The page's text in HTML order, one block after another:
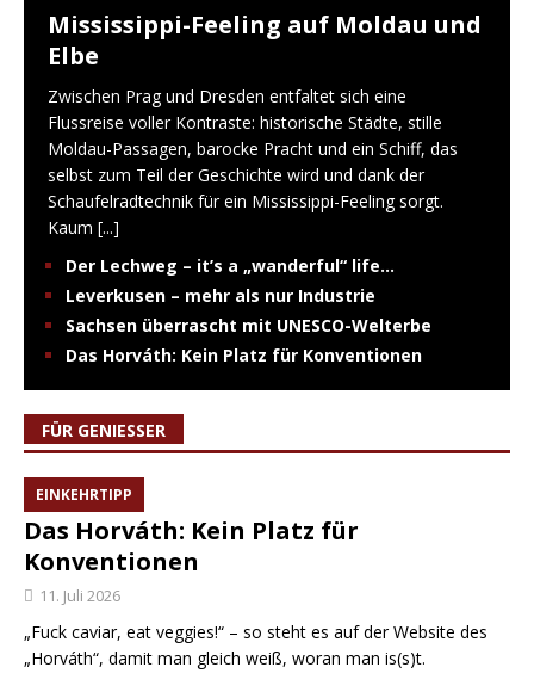
Mississippi-Feeling auf Moldau und
Elbe
Zwischen Prag und Dresden entfaltet sich eine
Flussreise voller Kontraste: historische Städte, stille
Moldau-Passagen, barocke Pracht und ein Schiff, das
selbst zum Teil der Geschichte wird und dank der
Schaufelradtechnik für ein Mississippi-Feeling sorgt.
Kaum [...]
Der Lechweg – it’s a „wanderful“ life…
Leverkusen – mehr als nur Industrie
Sachsen überrascht mit UNESCO-Welterbe
Das Horváth: Kein Platz für Konventionen
FÜR GENIESSER
EINKEHRTIPP
Das Horváth: Kein Platz für
Konventionen
11. Juli 2026
„Fuck caviar, eat veggies!“ – so steht es auf der Website des
„Horváth“, damit man gleich weiß, woran man is(s)t.